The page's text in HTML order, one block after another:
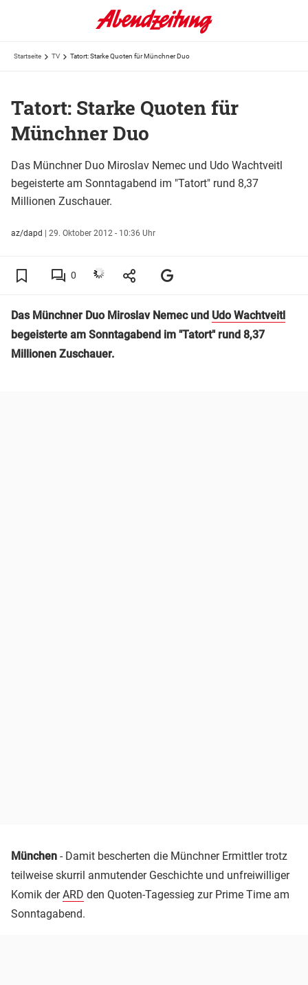
Startseite TV Tatort: Starke Quoten für Münchner Duo
Tatort: Starke Quoten für
Münchner Duo
Das Münchner Duo Miroslav Nemec und Udo Wachtveitl
begeisterte am Sonntagabend im "Tatort" rund 8,37
Millionen Zuschauer.
az/dapd | 29. Oktober 2012 - 10:36 Uhr
0
Das Münchner Duo Miroslav Nemec und Udo Wachtveitl
begeisterte am Sonntagabend im "Tatort" rund 8,37
Millionen Zuschauer.
München - Damit bescherten die Münchner Ermittler trotz
teilweise skurril anmutender Geschichte und unfreiwilliger
Komik derARD den Quoten-Tagessieg zur Prime Time am
Sonntagabend.